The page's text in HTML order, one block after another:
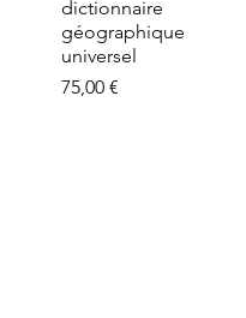
dictionnaire
géographique
universel
Prix
75,00 €